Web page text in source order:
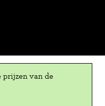
prijzen van de